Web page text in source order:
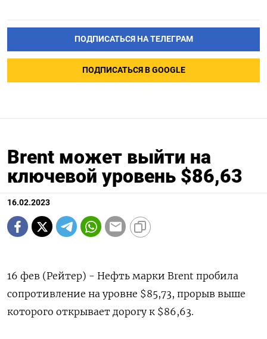
ПОДПИСАТЬСЯ НА ТЕЛЕГРАМ
ПОДПИСАТЬСЯ В GOOGLE
Brent может выйти на
ключевой уровень $86,63
16.02.2023
16 фев (Рейтер) - Нефть марки Brent пробила
сопротивление на уровне $85,73, прорыв выше
которого открывает дорогу к $86,63.